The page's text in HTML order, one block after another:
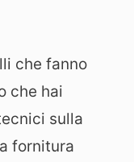
che fanno
che hai
sulla
fornitura